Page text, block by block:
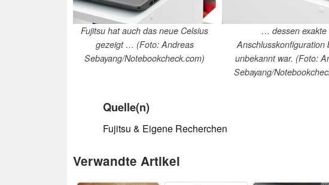
Fujitsu hat auch das neue Celsius
gezeigt … (Foto: Andreas
Sebayang/Notebookcheck.com)
… dessen exakte
Anschlusskonfiguration
unbekannt war. (Foto:
Sebayang/
Quelle(n)
Fujitsu & Eigene Recherchen
Verwandte Artikel